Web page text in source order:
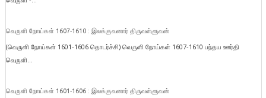
வெருளி நோய்கள் 1607-1610 : இலக்குவனார் திருவள்ளுவன்
(வெருளி நோய்கள் 1601-1606 தொடர்ச்சி) வெருளி நோய்கள் 1607-1610 பந்தய ஊர்தி
வெருளி...
வெருளி நோய்கள் 1601-1606 : இலக்குவனார் திருவள்ளுவன்